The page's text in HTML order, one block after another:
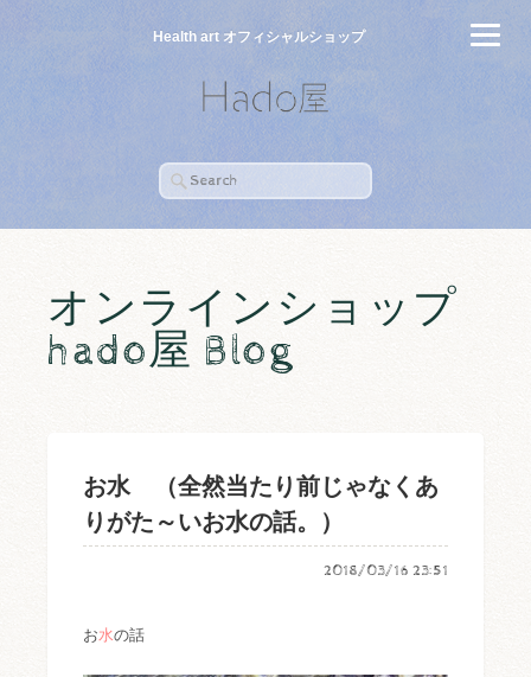
Health art オフィシャルショップ
オンラインショップ
hado屋 Blog
お水 （全然当たり前じゃなくあ
りがた～いお水の話。）
2018/03/16 23:51
お水の話